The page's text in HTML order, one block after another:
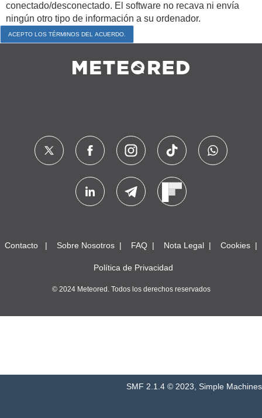
conectado/desconectado. El software no recava ni envía
ningún otro tipo de información a su ordenador.
Contacto Sobre Nosotros FAQ Nota Legal Cookies
Política de Privacidad
© 2024 Meteored. Todos los derechos reservados
SMF 2.1.4 © 2023 Simple Machines